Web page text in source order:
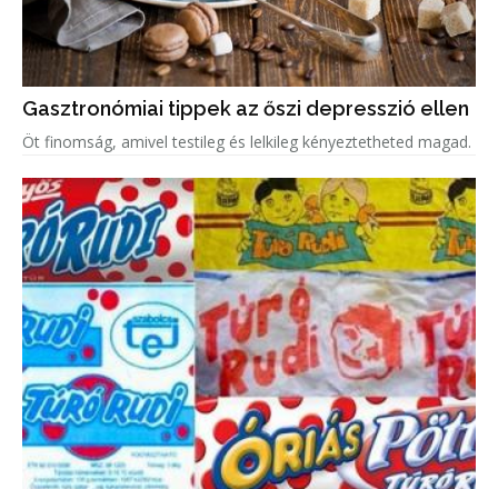
Gasztronómiai tippek az őszi depresszió ellen
Öt finomság, amivel testileg és lelkileg kényeztetheted magad.